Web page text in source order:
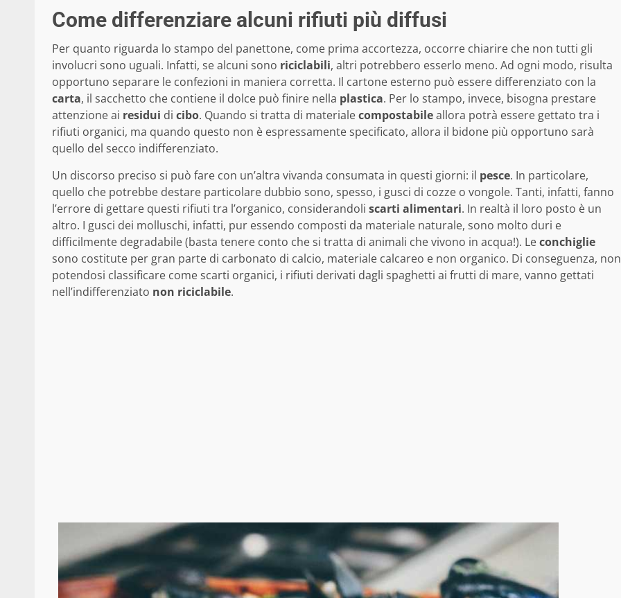
Come differenziare alcuni rifiuti più diffusi
Per quanto riguarda lo stampo del panettone, come prima accortezza, occorre chiarire che non tutti gli
involucri sono uguali. Infatti, se alcuni sono riciclabili, altri potrebbero esserlo meno. Ad ogni modo, risulta
opportuno separare le confezioni in maniera corretta. Il cartone esterno può essere differenziato con la
carta, il sacchetto che contiene il dolce può finire nella plastica. Per lo stampo, invece, bisogna prestare
attenzione ai residui di cibo. Quando si tratta di materialecompostabileallora potrà essere gettato tra i
rifiuti organici, ma quando questo non è espressamente specificato, allora il bidone più opportuno sarà
quello del secco indifferenziato.
Un discorso preciso si può fare con un’altra vivanda consumata in questi giorni: il pesce. In particolare,
quello che potrebbe destare particolare dubbio sono, spesso, i gusci di cozze o vongole. Tanti, infatti, fanno
l’errore di gettare questi rifiuti tra l’organico, considerandoli scarti alimentari. In realtà il loro posto è un
altro. I gusci dei molluschi, infatti, pur essendo composti da materiale naturale, sono molto duri e
difficilmente degradabile (basta tenere conto che si tratta di animali che vivono in acqua!). Leconchiglie
sono costitute per gran parte di carbonato di calcio, materiale calcareo e non organico. Di conseguenza, non
potendosi classificare come scarti organici, i rifiuti derivati dagli spaghetti ai frutti di mare, vanno gettati
nell’indifferenziato non riciclabile.